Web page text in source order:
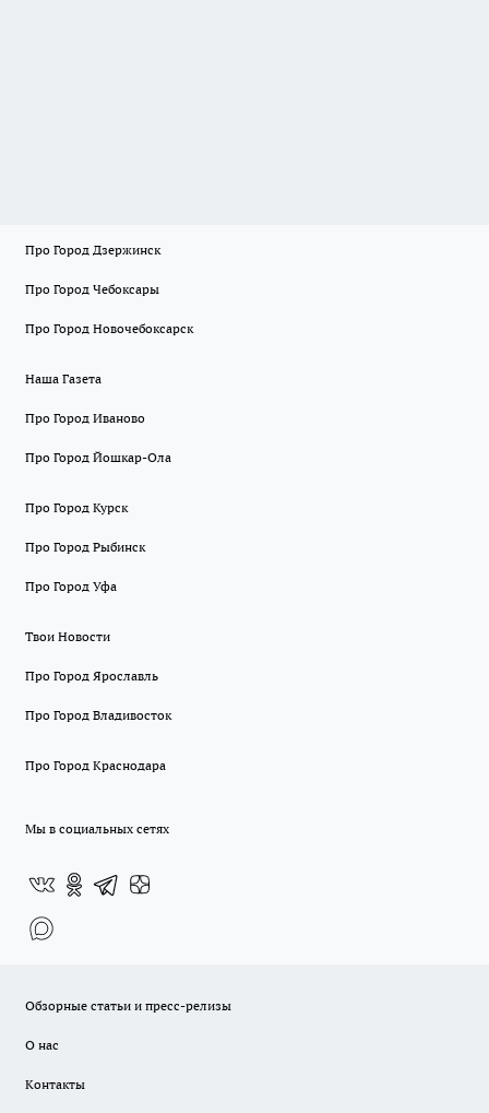
Про Город Дзержинск
Про Город Чебоксары
Про Город Новочебоксарск
Наша Газета
Про Город Иваново
Про Город Йошкар-Ола
Про Город Курск
Про Город Рыбинск
Про Город Уфа
Твои Новости
Про Город Ярославль
Про Город Владивосток
Про Город Краснодара
Мы в социальных сетях
Обзорные статьи и пресс-релизы
О нас
Контакты